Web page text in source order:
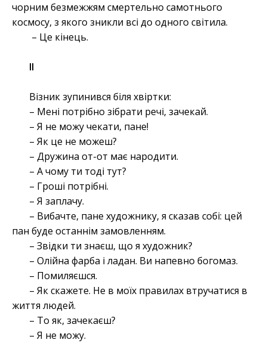
чорним безмежжям смертельно самотнього
космосу, з якого зникли всі до одного світила.
– Це кінець.
ІІ
Візник зупинився біля хвіртки:
– Мені потрібно зібрати речі, зачекай.
– Я не можу чекати, пане!
– Як це не можеш?
– Дружина от-от має народити.
– А чому ти тоді тут?
– Гроші потрібні.
– Я заплачу.
– Вибачте, пане художнику, я сказав собі: цей
пан буде останнім замовленням.
– Звідки ти знаєш, що я художник?
– Олійна фарба і ладан. Ви напевно богомаз.
– Помиляєшся.
– Як скажете. Не в моїх правилах втручатися в
життя людей.
– То як, зачекаєш?
– Я не можу.